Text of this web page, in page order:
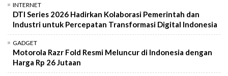
INTERNET
DTI Series 2026 Hadirkan Kolaborasi Pemerintah dan
Industri untuk Percepatan Transformasi Digital Indonesia
GADGET
Motorola Razr Fold Resmi Meluncur di Indonesia dengan
Harga Rp 26 Jutaan